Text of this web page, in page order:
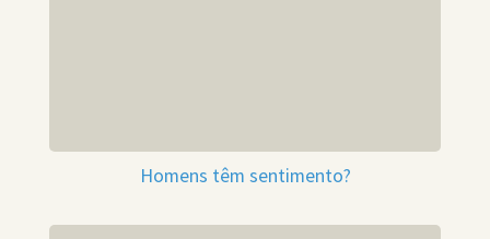
Homens têm sentimento?